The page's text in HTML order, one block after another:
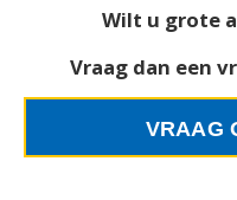
Wilt u grote
Vraag dan een
VRAAG